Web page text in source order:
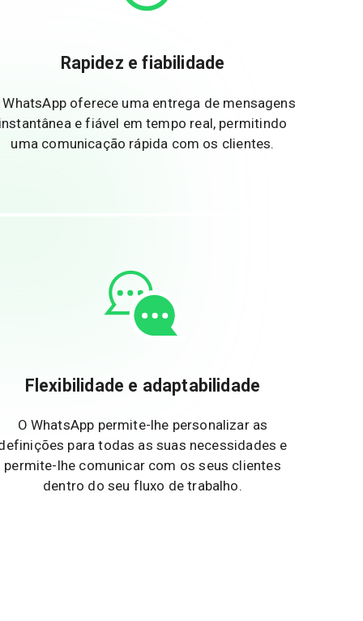
Rapidez e fiabilidade
WhatsApp oferece uma entrega de mensagens
e fiável em tempo real, permitindo
uma comunicação rápida com os clientes.
Flexibilidade e adaptabilidade
O WhatsApp permite-lhe personalizar as
para todas as suas necessidades e
permite-lhe comunicar com os seus clientes
dentro do seu fluxo de trabalho.